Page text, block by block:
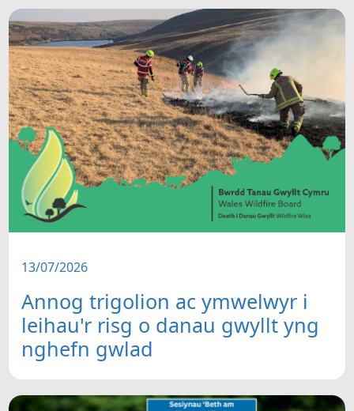
13/07/2026
Annog trigolion ac ymwelwyr i
leihau'r risg o danau gwyllt yng
nghefn gwlad